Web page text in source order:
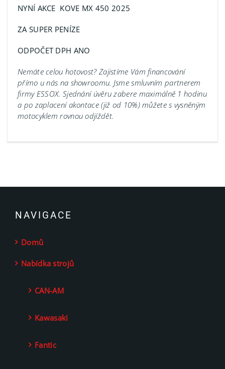
NYNÍ AKCE KOVE MX 450 2025
ZA SUPER PENÍZE
ODPOČET DPH ANO
Nemáte celou hotovost? Zajistíme Vám financování
přímo u nás na showroomu. Jsme smluvním partnerem
firmy ESSOX. Sjednání úvěru zabere maximálně 1 hodinu
a po zaplacení akontace (již od 10%) můžete s vysněným
motocyklem rovnou odjíždět.
NAVIGACE
Domů
Nabídka strojů
CAN-AM
Kawasaki
Fantic